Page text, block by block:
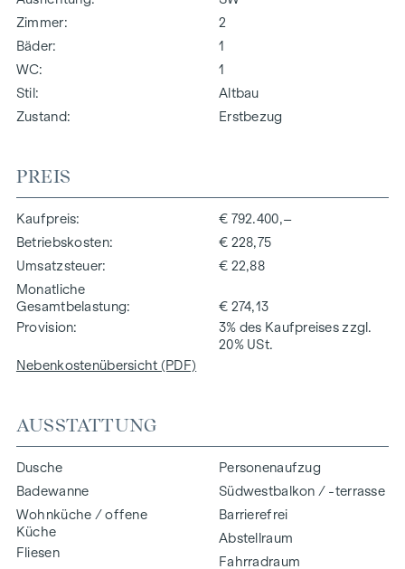
Zimmer
2
Bäder
1
WC
1
Stil
Altbau
Zustand
Erstbezug
PREIS
Kaufpreis
€ 792.400,–
Betriebskosten
€ 228,75
Umsatzsteuer
€ 22,88
Monatliche
Gesamtbelastung
€ 274,13
Provision
3% des Kaufpreises zzgl.
20% USt.
Nebenkostenübersicht (PDF)
AUSSTATTUNG
Dusche
Badewanne
Wohnküche / offene
Küche
Fliesen
Personenaufzug
Südwestbalkon / -terrasse
Barrierefrei
Abstellraum
Fahrradraum